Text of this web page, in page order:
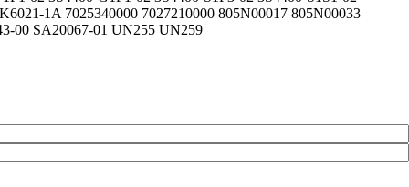
1A 7025340000 7027210000 805N00017 805N00033
00 SA20067-01 UN255 UN259